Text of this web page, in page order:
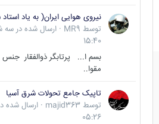
نیروی هوایی ایران( به یاد
توسط MR9
· ارسال شده در سه
15:40
بسم ا... پرتابگر ذوالفقار
مقوا..
تاپیک جامع تحولات شرق آسیا
توسط majid363
· ارسال شده
05:26